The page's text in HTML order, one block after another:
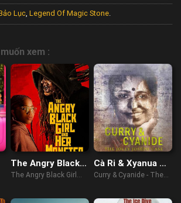
Lục, Legend Of Magic Stone.
xem :
The Angry Black
Girl And Her
The Angry Black Girl
(2023)
Cà Ri & Xyanua –
Vụ Án Jolly
Curry & Cyanide - The
(2023)